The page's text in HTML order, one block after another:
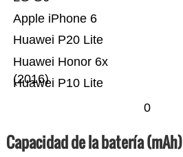
Huawei P10 Lite
Huawei Honor 6x
(2016)
Huawei P20 Lite
Apple iPhone 6
0
Capacidad de la batería (mAh)